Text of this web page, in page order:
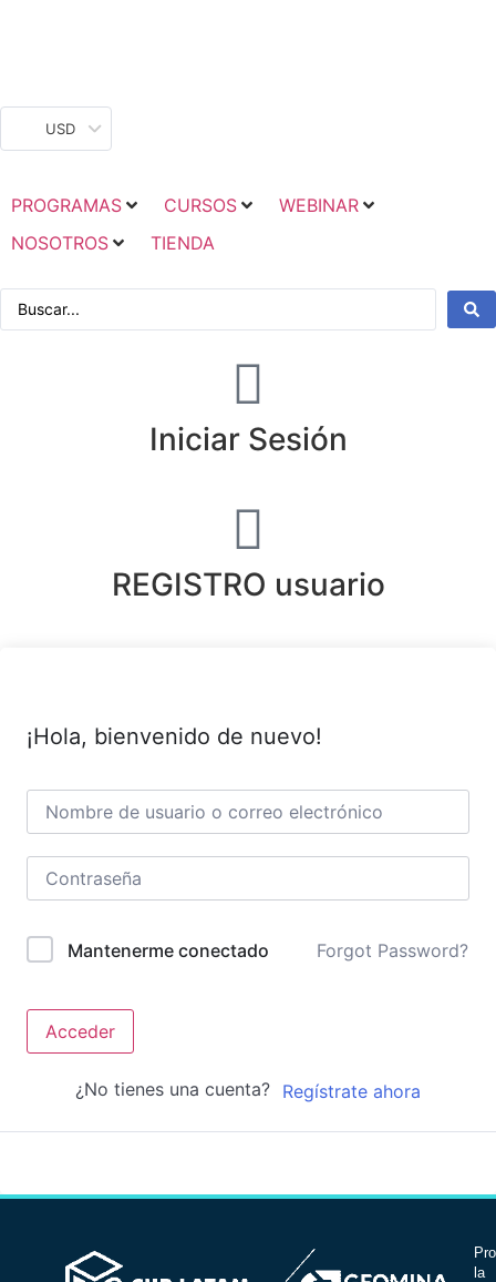
USD
PROGRAMAS CURSOS
WEBINAR
NOSOTROS
TIENDA
Iniciar Sesión
REGISTRO usuario
¡Hola, bienvenido de nuevo!
Mantenerme conectado Forgot Password?
Acceder
¿No tienes una cuenta? Regístrate ahora
la